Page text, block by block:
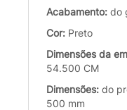
Acabamento: do
Cor: Preto
Dimensões da
54.500 CM
Dimensões: do
500 mm